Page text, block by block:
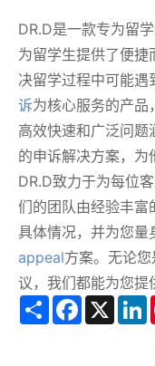
DR.D是一款专为留
为留学生提供了便捷
决留学过程中可能遇
诉为核心服务的产品
高效快速和广泛问
的申诉解决方案，为
DR.D致力于为每位
们的团队由经验丰富
具体情况，并为您量
appeal方案。无论
议，我们都能为您提
Share Facebook
X